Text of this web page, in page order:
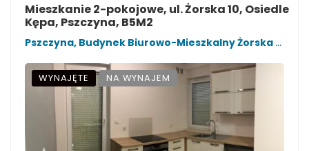
Mieszkanie 2-pokojowe, ul. Żorska 10, Osiedle
Kępa, Pszczyna, B5M2
Pszczyna, Budynek Biurowo-Mieszkalny Żorska 10
WYNAJĘTE NA WYNAJEM